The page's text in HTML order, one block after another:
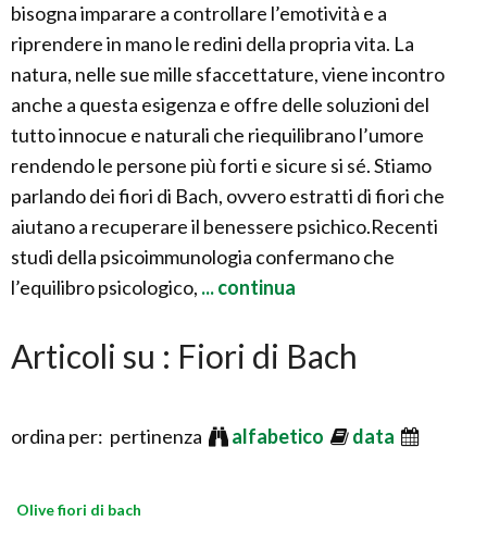
bisogna imparare a controllare l’emotività e a
riprendere in mano le redini della propria vita. La
natura, nelle sue mille sfaccettature, viene incontro
anche a questa esigenza e offre delle soluzioni del
tutto innocue e naturali che riequilibrano l’umore
rendendo le persone più forti e sicure si sé. Stiamo
parlando dei fiori di Bach, ovvero estratti di fiori che
aiutano a recuperare il benessere psichico.Recenti
studi della psicoimmunologia confermano che
l’equilibro psicologico, ... continua
Articoli su : Fiori di Bach
ordina per: pertinenza alfabetico data
Olive fiori di bach